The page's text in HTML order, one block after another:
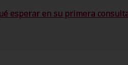
esperar en su primera